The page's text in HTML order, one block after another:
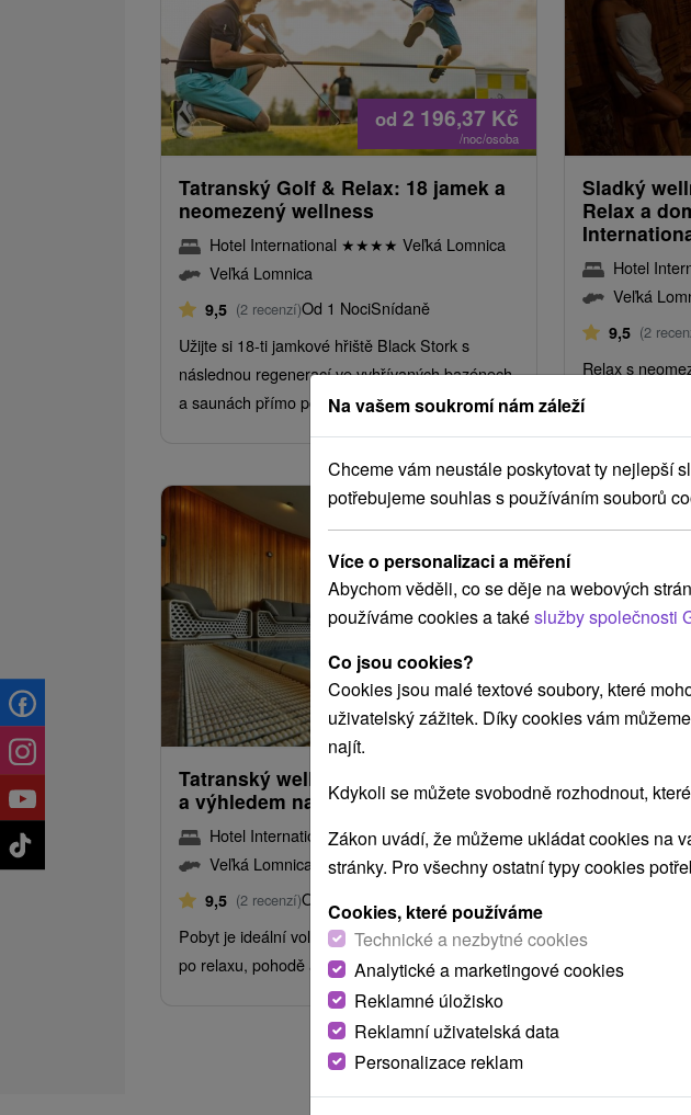
od 2 196,37 Kč
/noc/osoba
Tatranský Golf & Relax: 18 jamek a
neomezený wellness
Hotel International ★★★★ Veľká Lomnica
Veľká Lomnica
9,5 (2 recenzí)Od 1 NociSnídaně
Užijte si 18-ti jamkové hřiště Black Stork s
následnou regenerací ve vyhřívaných bazénech
a saunách přímo pod panoramatem Tater.
Sladký
Relax a
Hotel
Veľká
9,5 (2
Relax s
bazénů,
od3 032,49Kč
/noc/osoba
Tatranský wellness restart s masáží
a výhledem na štíty
Hotel International★★★★Veľká Lomnica
Veľká Lomnica
9,5 (2 recenzí)Od 2 Nocí
Pobyt je ideální volbou pro všechny, kteří touží
po relaxu, pohodě a prvotřídních službách.
Na vašem soukromí nám záleží
Chceme vám neustále poskytovat ty nejlepší
potřebujeme souhlas s používáním souborů
Více o personalizaci a měření
Abychom věděli, co se děje na webových
používáme cookies a takéslužby společnosti
Co jsou cookies?
Cookies jsou malé textové soubory, které
uživatelský zážitek. Díky cookies vám
najít.
Kdykoli se můžete svobodně rozhodnout,
Zákon uvádí, že můžeme ukládat cookies na
stránky. Pro všechny ostatní typy cookies
Cookies, které používáme
Technické a nezbytné cookies
Analytické a marketingové cookies
Reklamné úložisko
Reklamní uživatelská data
Personalizace reklam